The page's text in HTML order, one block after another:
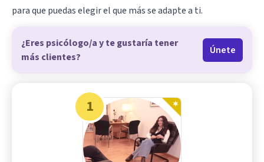
para que puedas elegir el que más se adapte a ti.
¿Eres psicólogo/a y te gustaría tener
más clientes?
Únete
1